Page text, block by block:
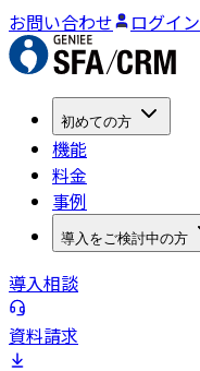
お問い合わせ ログイン
初めての方
機能
料金
事例
導入をご検討中の方
導入相談
資料請求